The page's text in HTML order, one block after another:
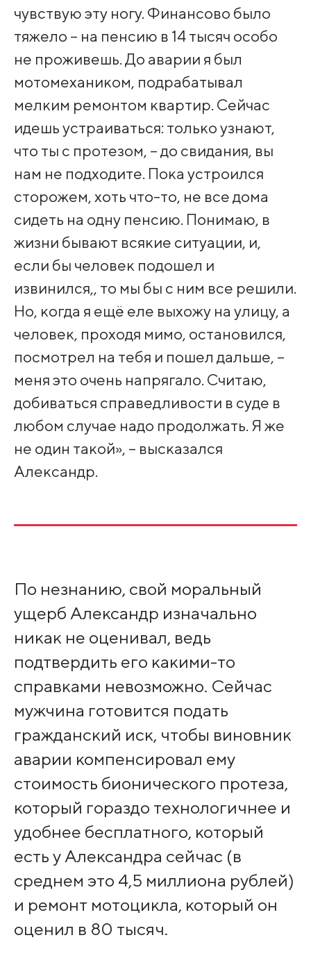
чувствую эту ногу. Финансово было
тяжело – на пенсию в 14 тысяч особо
не проживешь. До аварии я был
мотомехаником, подрабатывал
мелким ремонтом квартир. Сейчас
идешь устраиваться: только узнают,
что ты с протезом, – до свидания, вы
нам не подходите. Пока устроился
сторожем, хоть что-то, не все дома
сидеть на одну пенсию. Понимаю, в
жизни бывают всякие ситуации, и,
если бы человек подошел и
извинился,, то мы бы с ним все решили.
Но, когда я ещё еле выхожу на улицу, а
человек, проходя мимо, остановился,
посмотрел на тебя и пошел дальше, –
меня это очень напрягало. Считаю,
добиваться справедливости в суде в
любом случае надо продолжать. Я же
не один такой», – высказался
Александр.
По незнанию, свой моральный
ущерб Александр изначально
никак не оценивал, ведь
подтвердить его какими-то
справками невозможно. Сейчас
мужчина готовится подать
гражданский иск, чтобы виновник
аварии компенсировал ему
стоимость бионического протеза,
который гораздо технологичнее и
удобнее бесплатного, который
есть у Александра сейчас (в
среднем это 4,5 миллиона рублей)
и ремонт мотоцикла, который он
оценил в 80 тысяч.